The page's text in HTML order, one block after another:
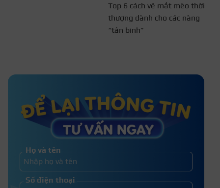
Top 6 cách vẽ mắt mèo thời
thượng dành cho các nàng
“tân binh”
Hướng dẫn cách chải mascara
không bị lem, không bị vón cục
Họ và tên
Số điện thoại